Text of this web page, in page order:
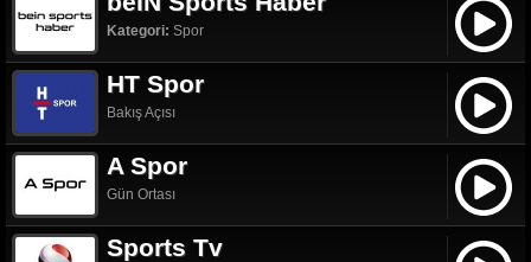
Kategori: Spor
HT Spor
Bakış Açısı
A Spor
Gün Ortası
Sports Tv